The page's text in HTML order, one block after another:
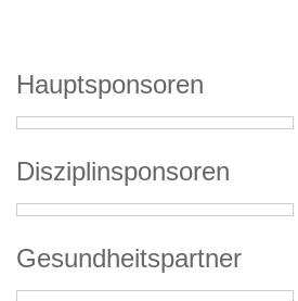
Hauptsponsoren
Disziplinsponsoren
Gesundheitspartner